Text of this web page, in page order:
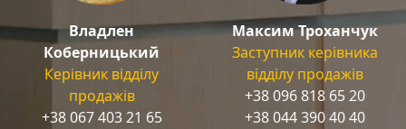
Владлен
Коберницький
Керівник відділу
продажів
+38 067 403 21 65
Максим Троханчук
Заступник керівника
відділу продажів
+38 096 818 65 20
+38 044 390 40 40